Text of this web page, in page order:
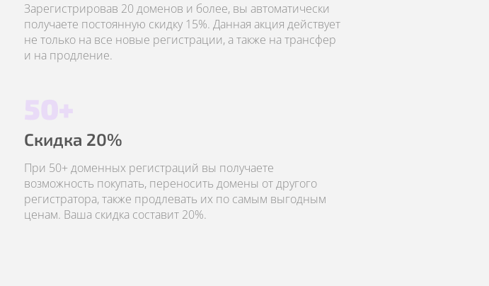
Зарегистрировав 20 доменов и более, вы автоматически
получаете постоянную скидку 15%. Данная акция действует
не только на все новые регистрации, а также на трансфер
и на продление.
50+
Скидка 20%
При 50+ доменных регистраций вы получаете
возможность покупать, переносить домены от другого
регистратора, также продлевать их по самым выгодным
ценам. Ваша скидка составит 20%.